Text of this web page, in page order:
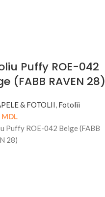
Puffy ROE-042
(FABB RAVEN 28)
& FOTOLII, Fotolii
MDL
Puffy ROE-042 Beige (FABB
28)